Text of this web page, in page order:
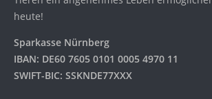
heute!
Sparkasse Nürnberg
IBAN: DE60 7605 0101 0005 4970 11
SWIFT-BIC: SSKNDE77XXX